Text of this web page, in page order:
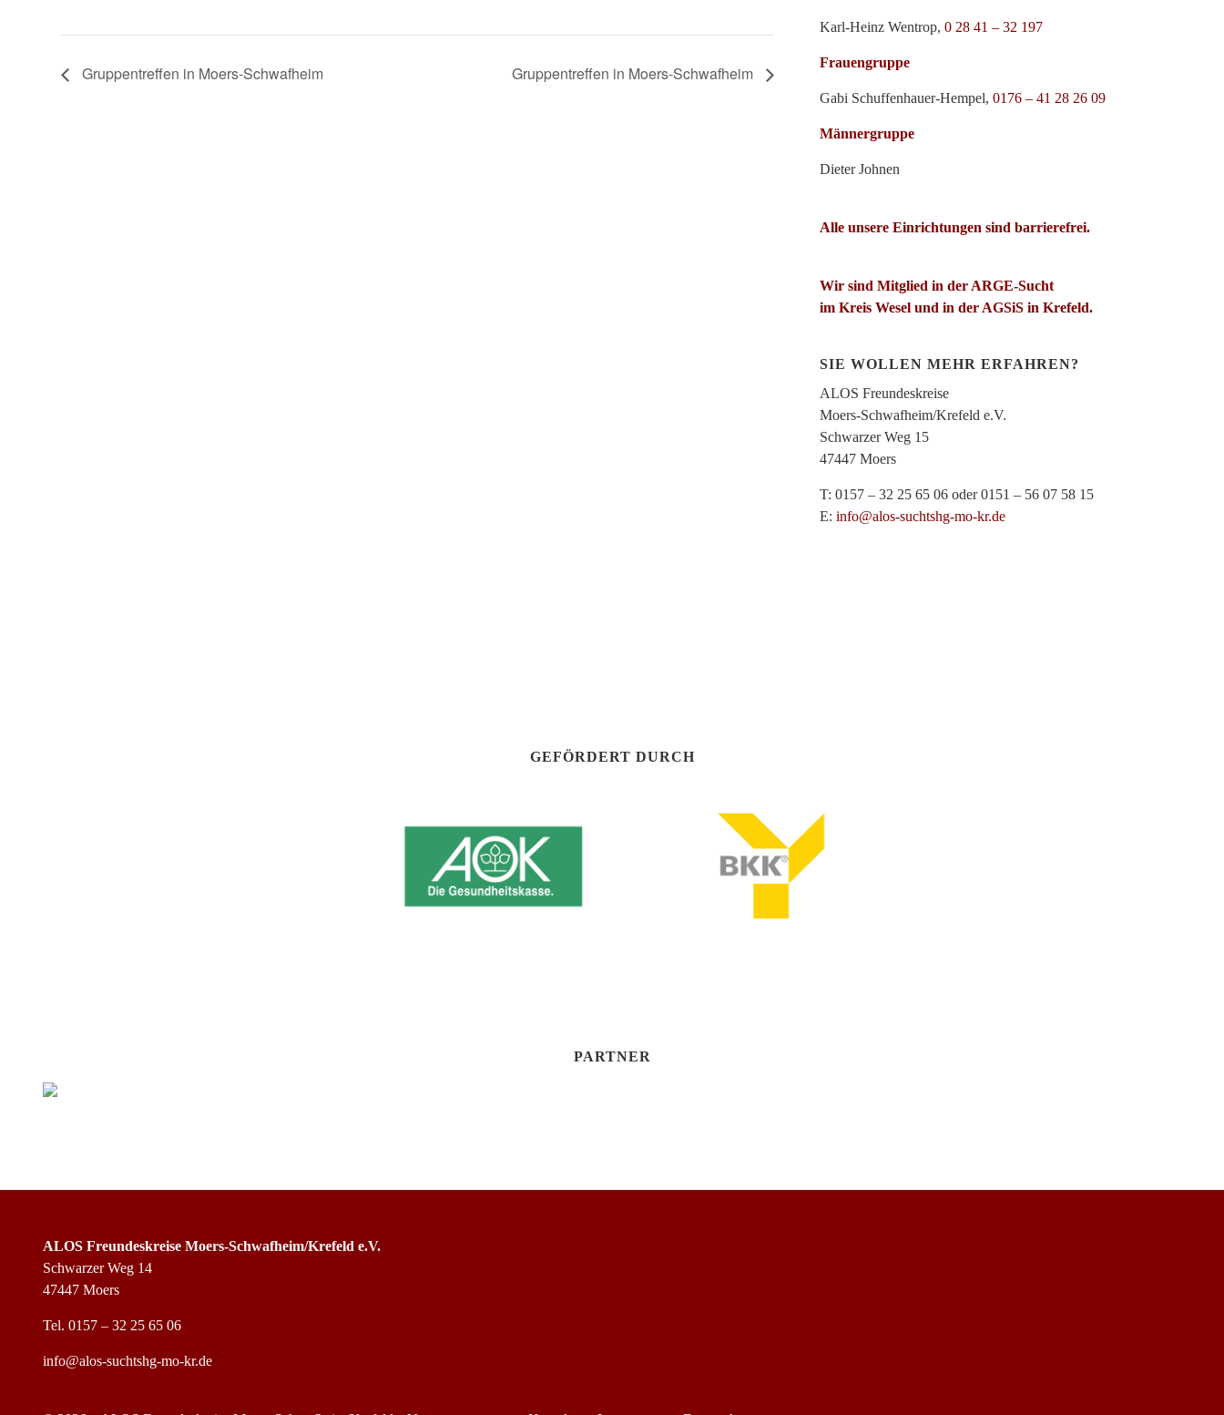
Gruppentreffen in Moers-Schwafheim Gruppentreffen in Moers-Schwafheim
Karl-Heinz Wentrop,0 28 41 – 32 197
Frauengruppe
Gabi Schuffenhauer-Hempel,0176 – 41 28 26 09
Männergruppe
Dieter Johnen
Alle unsere Einrichtungen sind barrierefrei.
Wir sind Mitglied in der ARGE-Sucht
im Kreis Wesel und in der AGSiS in Krefeld.
SIE WOLLEN MEHR ERFAHREN?
ALOS Freundeskreise
Moers-Schwafheim/Krefeld e.V.
Schwarzer Weg 15
47447 Moers
T: 0157 – 32 25 65 06 oder 0151 – 56 07 58 15
E:info@alos-suchtshg-mo-kr.de
GEFÖRDERT DURCH
PARTNER
ALOS Freundeskreise Moers-Schwafheim/Krefeld e.V.
Schwarzer Weg 14
47447 Moers
Tel. 0157 – 32 25 65 06
info@alos-suchtshg-mo-kr.de